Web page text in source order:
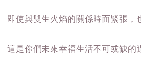
即使與雙生火焰的關係時而緊張，
這是你們未來幸福生活不可或缺的